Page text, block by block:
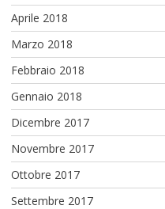
Aprile 2018
Marzo 2018
Febbraio 2018
Gennaio 2018
Dicembre 2017
Novembre 2017
Ottobre 2017
Settembre 2017